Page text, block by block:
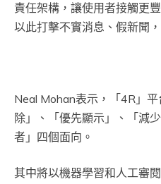
責任架構，讓使用者接觸更
以此打擊不實消息、假新聞
Neal Mohan表示，「4R」
除」、「優先顯示」、「減
者」四個面向。
其中將以機器學習和人工審